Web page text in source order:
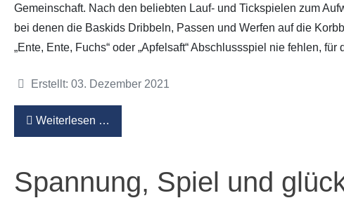
Gemeinschaft. Nach den beliebten Lauf- und Tickspielen zum
bei denen die Baskids Dribbeln, Passen und Werfen auf die
„Ente, Ente, Fuchs“ oder „Apfelsaft“ Abschlussspiel nie fehlen,
Details
Erstellt: 03. Dezember 2021
Weiterlesen …
Spannung, Spiel und
Partner
Hallenübersicht
Trainerabrechnung
Rechtliches